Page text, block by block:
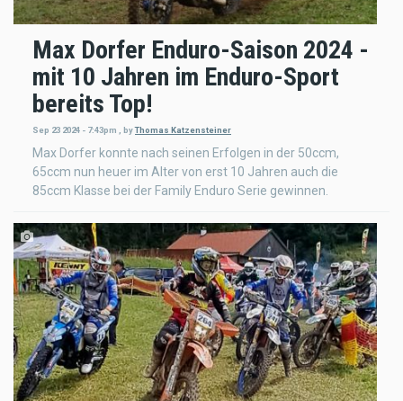
Max Dorfer Enduro-Saison 2024 -
mit 10 Jahren im Enduro-Sport
bereits Top!
Sep 23 2024 - 7:43pm , byThomas Katzensteiner
Max Dorfer konnte nach seinen Erfolgen in der 50ccm,
65ccm nun heuer im Alter von erst 10 Jahren auch die
85ccm Klasse bei der Family Enduro Serie gewinnen.